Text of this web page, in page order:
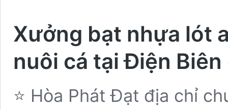
Xưởng bạt nhựa lót
nuôi cá tại Điện
⭐ Hòa Phát Đạt địa chỉ